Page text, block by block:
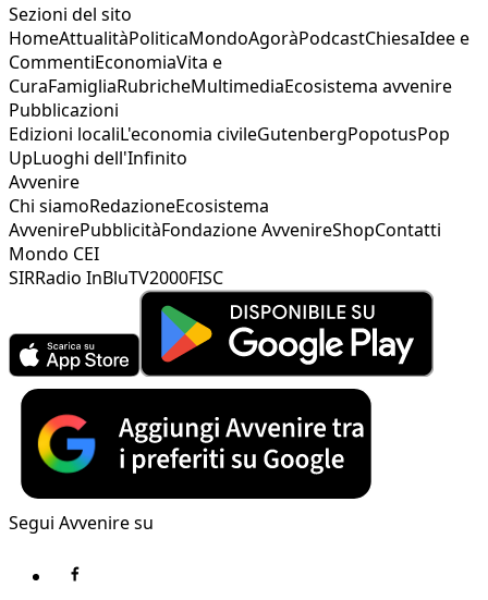
Sezioni del sito
HomeAttualitàPoliticaMondoAgoràPodcastChiesaIdee e
CommentiEconomiaVita e
CuraFamigliaRubricheMultimediaEcosistema avvenire
Pubblicazioni
Edizioni localiL'economia civileGutenbergPopotusPop
UpLuoghi dell'Infinito
Avvenire
Chi siamoRedazioneEcosistema
AvvenirePubblicitàFondazione AvvenireShopContatti
Mondo CEI
SIRRadio InBluTV2000FISC
Segui Avvenire su